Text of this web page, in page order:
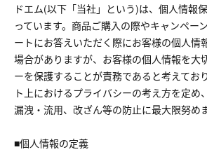
ドエム(以下「当社」という)は、個人情報
っています。商品ご購入の際やキャンペー
ートにお答えいただく際にお客様の個人情
場合がありますが、お客様の個人情報を大
ーを保護することが責務であると考えてお
ト上におけるプライバシーの考え方を定め
漏洩・流用、改ざん等の防止に最大限努めま
■個人情報の定義